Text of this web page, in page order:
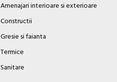
Amenajari interioare si exterioare
Constructii
Gresie si faianta
Termice
Sanitare